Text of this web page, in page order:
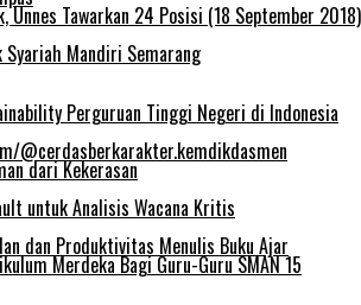
Unnes Tawarkan 24 Posisi (18 September 2018)
Syariah Mandiri Semarang
Perguruan Tinggi Negeri di Indonesia
dari Kekerasan
untuk Analisis Wacana Kritis
dan Produktivitas Menulis Buku Ajar
Merdeka Bagi Guru-Guru SMAN 15